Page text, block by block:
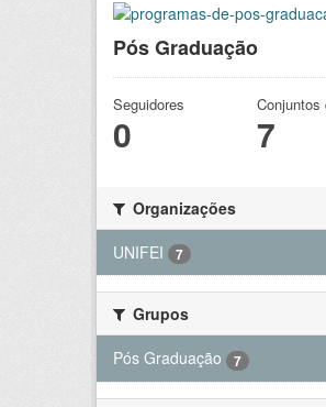
Pós Graduação
Seguidores
0
Conjuntos
7
Organizações
UNIFEI
7
Grupos
Pós Graduação
7